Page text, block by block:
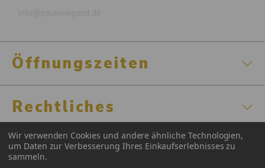
Öffnungszeiten
Rechtliches
Zertifizierungen
Wir verwenden Cookies und andere ähnliche Technologien,
um Daten zur Verbesserung Ihres Einkaufserlebnisses zu
sammeln.